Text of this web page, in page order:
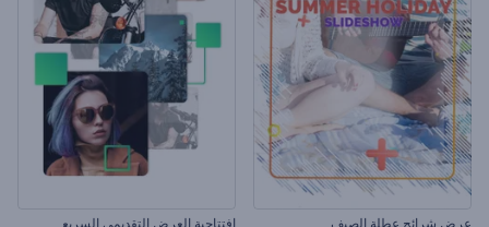
عرض شرائح عطلة الصيف افتتاحية العرض التقديمي السريع